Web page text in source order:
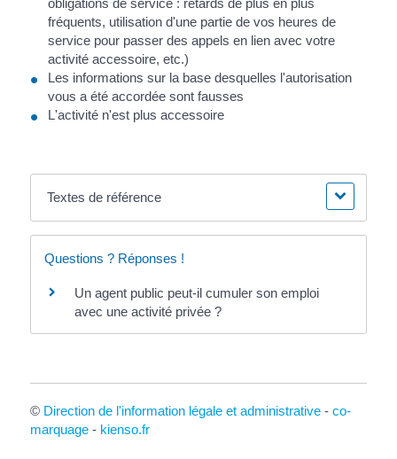
obligations de service : retards de plus en plus
fréquents, utilisation d'une partie de vos heures de
service pour passer des appels en lien avec votre
activité accessoire, etc.)
Les informations sur la base desquelles l'autorisation
vous a été accordée sont fausses
L'activité n'est plus accessoire
Textes de référence
Questions ? Réponses !
Un agent public peut-il cumuler son emploi
avec une activité privée ?
© Direction de l'information légale et administrative- co-
marquage- kienso.fr